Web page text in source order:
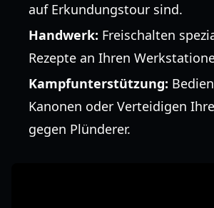
auf Erkundungstour sind.
Handwerk: Freischalten
Rezepte an Ihren
Kampfunterstützung:
Kanonen oder Verteidigen
gegen Plünderer.